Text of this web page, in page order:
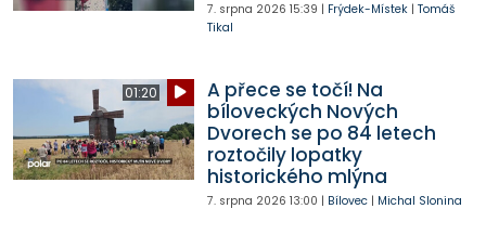
7. srpna 2026 15:39 | Frýdek-Místek| Tomáš
Tikal
01:20
A přece se točí! Na
bíloveckých Nových
Dvorech se po 84 letech
roztočily lopatky
historického mlýna
7. srpna 2026 13:00 | Bílovec| Michal Slonina